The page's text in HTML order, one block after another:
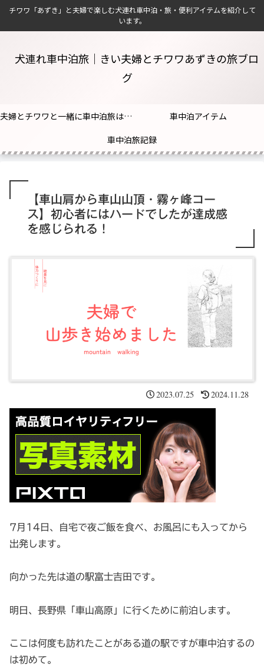
チワワ「あずき」と夫婦で楽しむ犬連れ車中泊・旅・便利アイテムを紹介して
います。
犬連れ車中泊旅｜きい夫婦とチワワあずきの旅ブロ
グ
夫婦とチワワと一緒に車中泊旅はじめました！
車中泊アイテム
車中泊旅記録
【車山肩から車山山頂・霧ヶ峰コー
ス】初心者にはハードでしたが達成感
を感じられる！
2023.07.25 2024.11.28
7月14日、自宅で夜ご飯を食べ、お風呂にも入ってから
出発します。
向かった先は道の駅富士吉田です。
明日、長野県「車山高原」に行くために前泊します。
ここは何度も訪れたことがある道の駅ですが車中泊するの
は初めて。